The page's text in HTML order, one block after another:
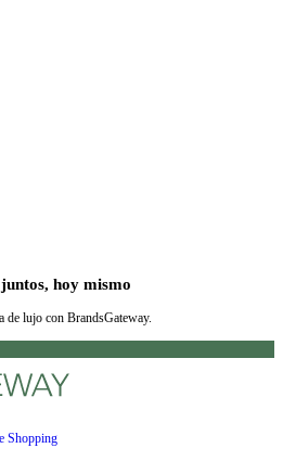
hoy mismo
de lujo con BrandsGateway.
Shopping